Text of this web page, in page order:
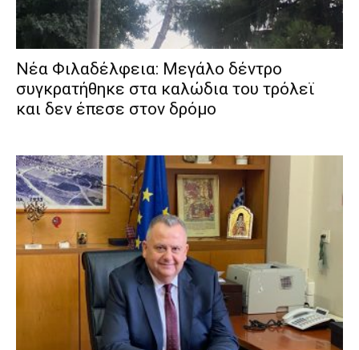
Νέα Φιλαδέλφεια: Μεγάλο δέντρο
συγκρατήθηκε στα καλώδια του τρόλεϊ
και δεν έπεσε στον δρόμο